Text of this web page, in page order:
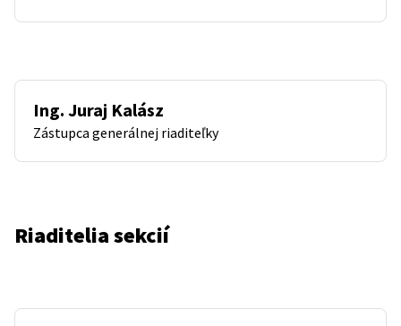
Ing. Juraj Kalász
Zástupca generálnej riaditeľky
Riaditelia sekcií